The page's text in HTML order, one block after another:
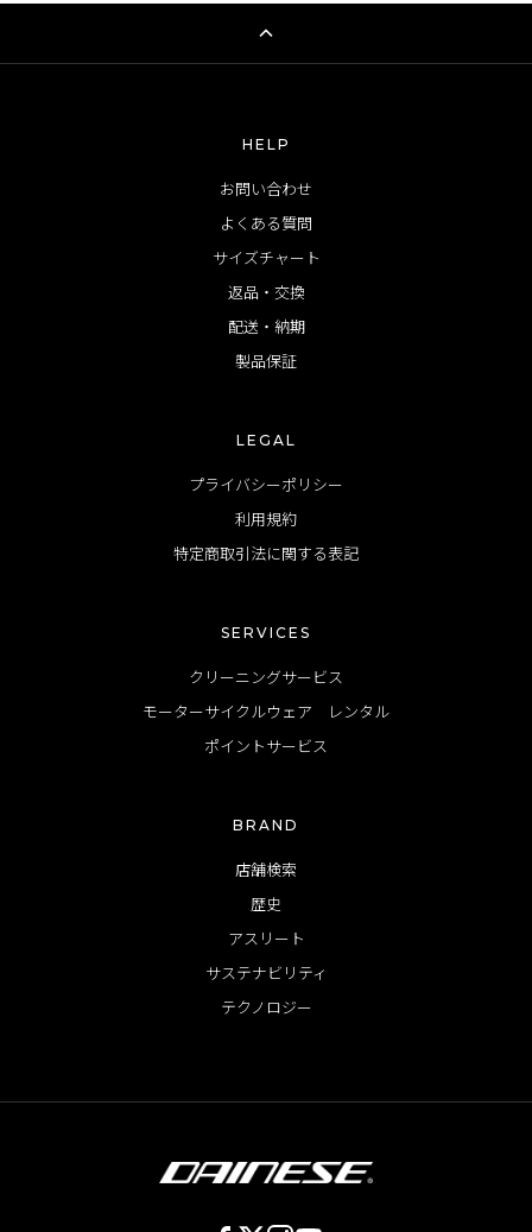
HELP
お問い合わせ
よくある質問
サイズチャート
返品・交換
配送・納期
製品保証
LEGAL
プライバシーポリシー
利用規約
特定商取引法に関する表記
SERVICES
クリーニングサービス
モーターサイクルウェア レンタル
ポイントサービス
BRAND
店舗検索
歴史
アスリート
サステナビリティ
テクノロジー